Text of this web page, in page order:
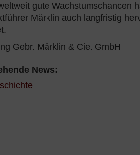
gute Wachstumschancen
Märklin auch langfristig
Gebr. Märklin & Cie. GmbH
News: